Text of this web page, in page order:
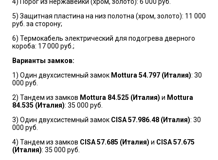
5) Защитная пластина на низ полотна (хром, золото): 11 000
руб. за сторону;
6) Термокабель электрический для подогрева дверного
короба: 17 000 руб.;
Варианты замков:
1) Один двухсистемный замок Mottura 54.797 (Италия): 30
000 руб.
2) Тандем из замков Mottura 84.525 (Италия) и Mottura
84.535 (Италия): 35 000 руб.
3) Один двухсистемный замок CISA 57.986.48 (Италия): 30
000 руб.
4) Тандем из замков CISA 57.685 (Италия) и CISA 57.675
(Италия): 35 000 руб.